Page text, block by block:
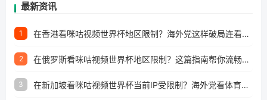
最新资讯
1 在香港看咪咕视频世界杯地区限制？海外党这样破局连看7天不卡顿！
2 在俄罗斯看咪咕视频世界杯地区限制？这篇指南帮你流畅看中文解说赛事
3 在新加坡看咪咕视频世界杯当前IP受限制？海外党看体育赛事的终极破局指南